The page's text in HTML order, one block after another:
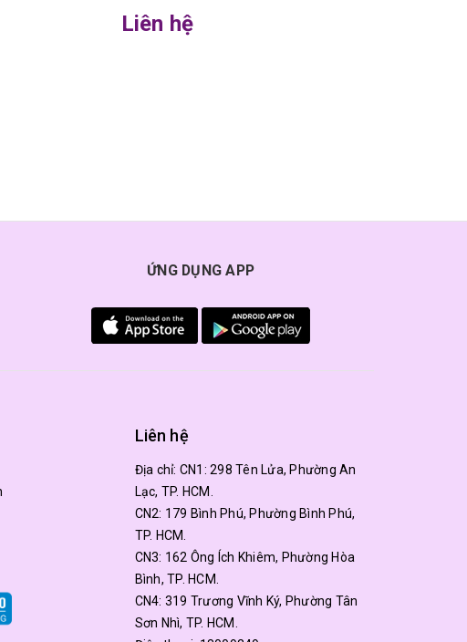
Liên hệ
ỨNG DỤNG APP
Liên hệ
Địa chỉ: CN1: 298 Tên Lửa, Phường An
Lạc, TP. HCM.
CN2: 179 Bình Phú, Phường Bình Phú,
TP. HCM.
CN3: 162 Ông Ích Khiêm, Phường Hòa
Bình, TP. HCM.
CN4: 319 Trương Vĩnh Ký, Phường Tân
Sơn Nhì, TP. HCM.